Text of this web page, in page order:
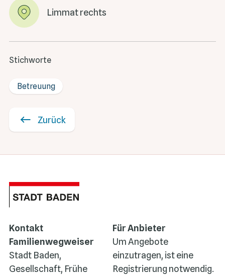
Limmat rechts
Stichworte
Betreuung
Zurück
Kontakt
Familienwegweiser
Stadt Baden,
Gesellschaft, Frühe
Für Anbieter
Um Angebote
einzutragen, ist eine
Registrierung notwendig.